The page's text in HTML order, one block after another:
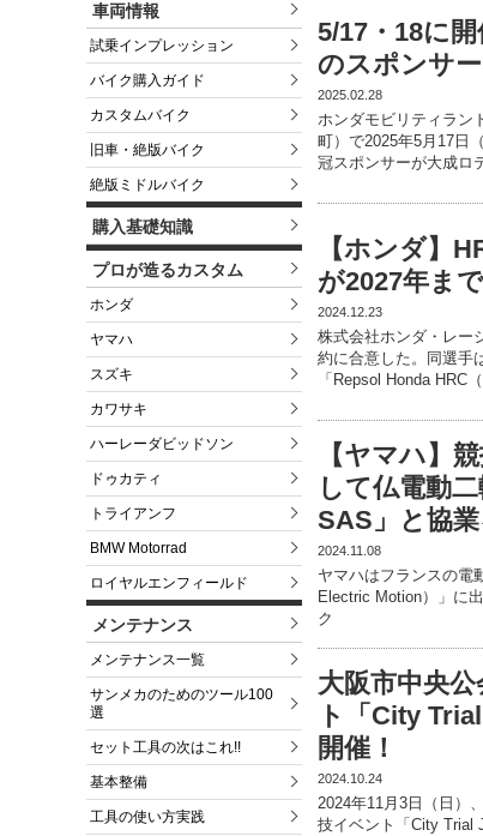
車両情報
試乗インプレッション
バイク購入ガイド
カスタムバイク
旧車・絶版バイク
絶版ミドルバイク
購入基礎知識
プロが造るカスタム
ホンダ
ヤマハ
スズキ
カワサキ
ハーレーダビッドソン
ドゥカティ
トライアンフ
BMW Motorrad
ロイヤルエンフィールド
メンテナンス
メンテナンス一覧
サンメカのためのツール100
選
セット工具の次はこれ!!
基本整備
工具の使い方実践
5/17・18に
のスポンサ
2025.02.28
ホンダモビリティラン
町）で2025年5月17日
冠スポンサーが大成ロ
【ホンダ】
が2027年ま
2024.12.23
株式会社ホンダ・レー
約に合意した。同選手
「Repsol Honda HRC
【ヤマハ】
して仏電動
SAS」と協
2024.11.08
ヤマハはフランスの電
Electric Motion）」に
ク
大阪市中央
ト「City
開催！
2024.10.24
2024年11月3日（日）
技イベント「City Trial